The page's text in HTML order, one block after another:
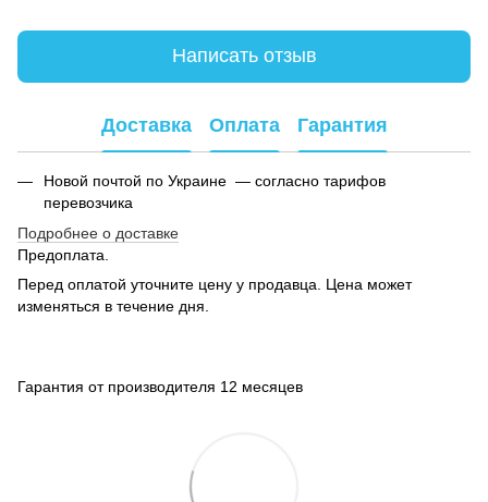
Написать отзыв
Доставка Оплата Гарантия
Новой почтой по Украине — согласно тарифов
перевозчика
Подробнее о доставке
Предоплата.
Перед оплатой уточните цену у продавца. Цена может
изменяться в течение дня.
Гарантия от производителя 12 месяцев